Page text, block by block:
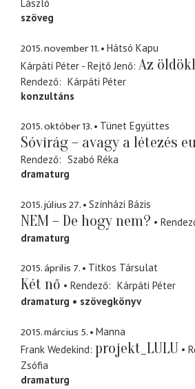
László
szöveg
2015. november 11.
Hátsó Kapu
Kárpáti Péter - Rejtő Jenő Az
Rendező
Kárpáti Péter
konzultáns
2015. október 13. Tünet Együttes
Sóvirág – avagy a létezés
Rendező
Szabó Réka
dramaturg
2015. július 27. Színházi Bázis
NEM – De hogy nem?
dramaturg
2015. április 7. Titkos Társulat
Két nő Rendező
Kárpáti Péter
dramaturg
szövegkönyv
2015. március 5.
Manna
Frank Wedekind projekt_LULU
Zsófia
dramaturg